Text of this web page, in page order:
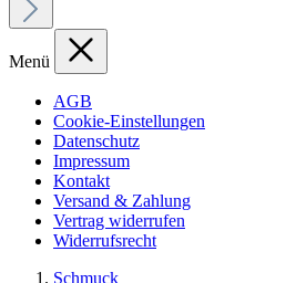
Menü
AGB
Cookie-Einstellungen
Datenschutz
Impressum
Kontakt
Versand & Zahlung
Vertrag widerrufen
Widerrufsrecht
Schmuck